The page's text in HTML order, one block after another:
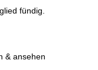
fündig.
& ansehen